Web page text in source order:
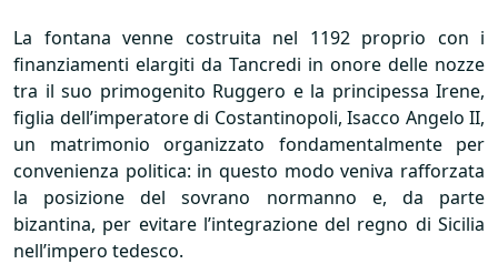
La fontana venne costruita nel 1192 proprio con i
finanziamenti elargiti da Tancredi in onore delle nozze
tra il suo primogenito Ruggero e la principessa Irene,
figlia dell’imperatore di Costantinopoli, Isacco Angelo II,
un matrimonio organizzato fondamentalmente per
convenienza politica: in questo modo veniva rafforzata
la posizione del sovrano normanno e, da parte
bizantina, per evitare l’integrazione del regno di Sicilia
nell’impero tedesco.